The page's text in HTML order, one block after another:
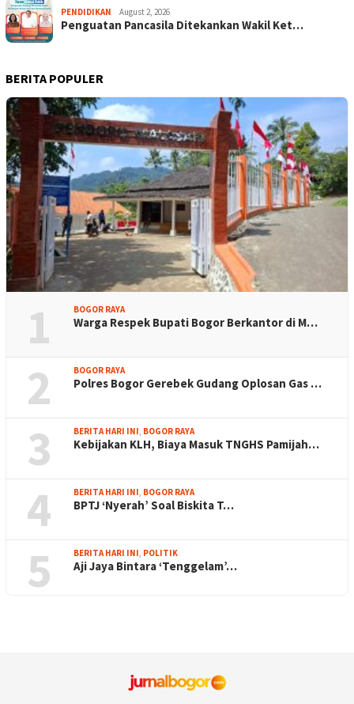
PENDIDIKAN August 2, 2026
Penguatan Pancasila Ditekankan Wakil Ket…
BERITA POPULER
1 BOGOR RAYA
Warga Respek Bupati Bogor Berkantor di M…
2 BOGOR RAYA
Polres Bogor Gerebek Gudang Oplosan Gas …
3 BERITA HARI INI BOGOR RAYA
Kebijakan KLH, Biaya Masuk TNGHS Pamijah…
4 BERITA HARI INI BOGOR RAYA
BPTJ ‘Nyerah’ Soal Biskita T…
5 BERITA HARI INI POLITIK
Aji Jaya Bintara ‘Tenggelam’…